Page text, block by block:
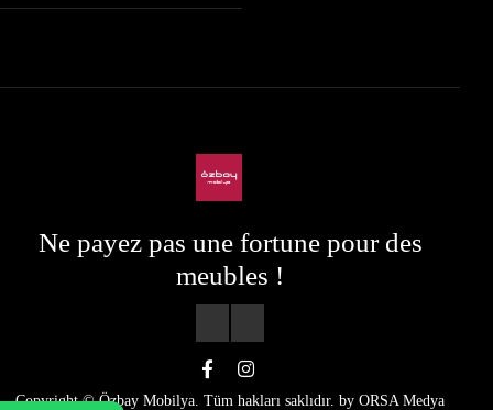
Ne payez pas une fortune pour des
meubles !
Copyright © Özbay Mobilya. Tüm hakları saklıdır. by ORSA Medya